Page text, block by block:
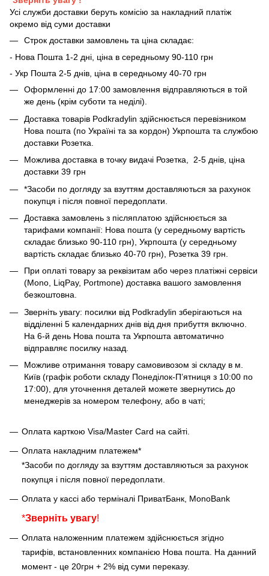
Усі служби доставки беруть комісію за накладний платіж
окремо від суми доставки
Строк доставки замовлень та ціна складає:
- Нова Пошта 1-2 дні, ціна в середньому 90-110 грн
- Укр Пошта 2-5 днів, ціна в середньому 40-70 грн
Оформленні до 17:00 замовлення відправляються в той
же день (крім суботи та неділі).
Доставка товарів Podkradylin здійснюється перевізником
Нова пошта (по Україні та за кордон) Укрпошта та службою
доставки Розетка.
Можлива доставка в точку видачі Розетка, 2-5 днів, ціна
доставки 39 грн
*Засоби по догляду за взуттям доставляються за рахунок
покупця і після повної передоплати.
Доставка замовлень з післяплатою здійснюється за
тарифами компанії: Нова пошта (у середньому вартість
складає близько 90-110 грн), Укрпошта (у середньому
вартість складає близько 40-70 грн), Розетка 39 грн.
При оплаті товару за реквізитам або через платіжні сервіси
(Mono, LiqPay, Portmone) доставка вашого замовлення
безкоштовна.
Зверніть увагу: посилки від Podkradylin зберігаються на
відділенні 5 календарних днів від дня прибуття включно.
На 6-й день Нова пошта та Укрпошта автоматично
відправляє посилку назад.
Можливе отримання товару самовивозом зі складу в м.
Київ (графік роботи складу Понеділок-Пʼятниця з 10:00 по
17:00), для уточнення деталей можете звернутись до
менеджерів за номером телефону, або в чаті;
Оплата карткою Visa/Master Card на сайті.
Оплата накладним платежем*
*Засоби по догляду за взуттям доставляються за рахунок
покупця і після повної передоплати.
Оплата у кассі або терміналі ПриватБанк, MonoBank
*Зверніть увагу!
Оплата наложенним платежем здійснюється згідно
тарифів, встановленних компанією Нова пошта. На данний
момент - це 20грн + 2% від суми переказу.